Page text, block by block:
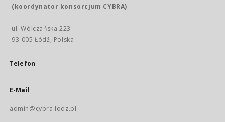
(koordynator konsorcjum CYBRA)
ul. Wólczańska 223
93-005 Łódź, Polska
Telefon
E-Mail
admin@cybra.lodz.pl